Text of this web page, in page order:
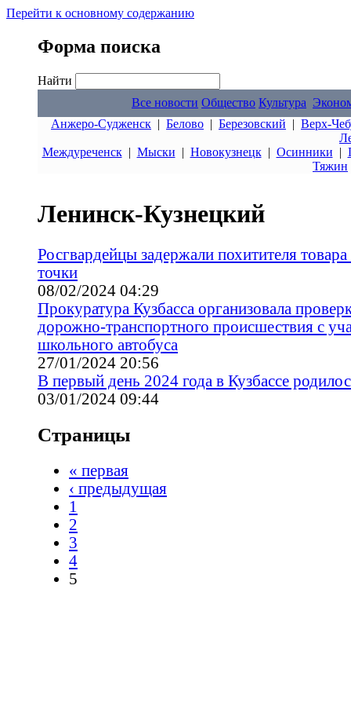
Перейти к основному содержанию
Форма поиска
Найти
Все новости Общество Культура
Анжеро-Судженск | Белово | Березовский | Верх-
Междуреченск| Мыски | Новокузнецк| Осинники |
Тяжин
Ленинск-Кузнецкий
Росгвардейцы задержали похитителя товара
точки
08/02/2024 04:29
Прокуратура Кузбасса организовала
дорожно-транспортного происшествия с
школьного автобуса
27/01/2024 20:56
В первый день 2024 года в Кузбассе
03/01/2024 09:44
Страницы
« первая
‹ предыдущая
1
2
3
4
5